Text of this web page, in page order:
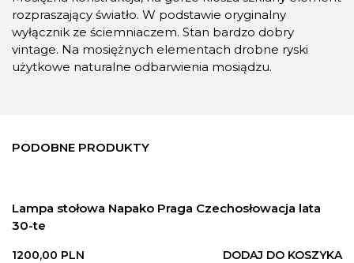
rozpraszający światło. W podstawie oryginalny
wyłącznik ze ściemniaczem. Stan bardzo dobry
vintage. Na mosiężnych elementach drobne ryski
użytkowe naturalne odbarwienia mosiądzu.
PODOBNE PRODUKTY
Lampa stołowa Napako Praga Czechosłowacja lata
30-te
1200,00 PLN DODAJ DO KOSZYKA